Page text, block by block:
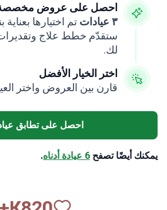
احصل على عروض
٣ عيادات
تم اختيارها بعناية
ستقدّم خطط علاج
لك.
اختر الخيار الأفضل
قارن بين العروض واختر
احصل على تطابق
يمكنك أيضًا تصفح 6 عيادة أدناه .